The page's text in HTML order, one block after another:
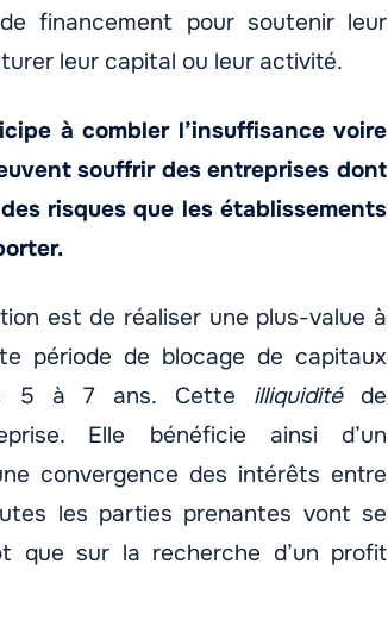
financement pour soutenir leur
leur capital ou leur activité.
à combler l’insuffisance voire
souffrir des entreprises dont
risques que les établissements
est de réaliser une plus-value à
période de blocage de capitaux
5 à 7 ans. Cette illiquiditéde
Elle bénéficie ainsi d’un
convergence des intérêts entre
les parties prenantes vont se
que sur la recherche d’un profit